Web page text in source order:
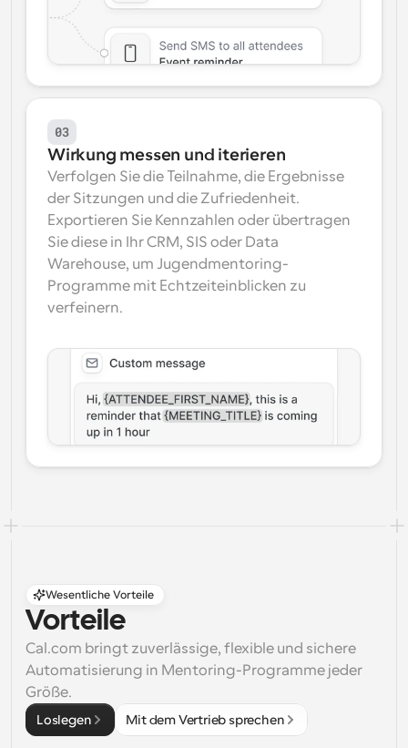
03
Wirkung messen und iterieren
Verfolgen Sie die Teilnahme, die Ergebnisse
der Sitzungen und die Zufriedenheit.
Exportieren Sie Kennzahlen oder übertragen
Sie diese in Ihr CRM, SIS oder Data
Warehouse, um Jugendmentoring-
Programme mit Echtzeiteinblicken zu
verfeinern.
Wesentliche Vorteile
Vorteile
Cal.com bringt zuverlässige, flexible und sichere
Automatisierung in Mentoring-Programme jeder
Größe.
Loslegen Mit dem Vertrieb sprechen